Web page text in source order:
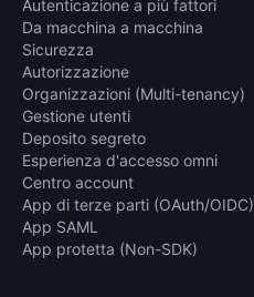
Autenticazione a più fattori
Da macchina a macchina
Sicurezza
Autorizzazione
Organizzazioni (Multi-tenancy)
Gestione utenti
Deposito segreto
Esperienza d'accesso omni
Centro account
App di terze parti (OAuth/OIDC)
App SAML
App protetta (Non-SDK)